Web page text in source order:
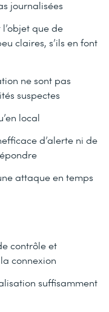
journalisées
que de
claires, s’ils en font
ne sont pas
suspectes
local
d’alerte ni de
attaque en temps
contrôle et
connexion
suffisamment